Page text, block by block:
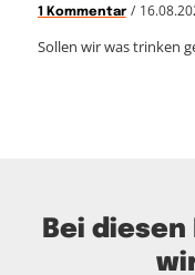
1 Kommentar /
Sollen wir was trinken
Bei